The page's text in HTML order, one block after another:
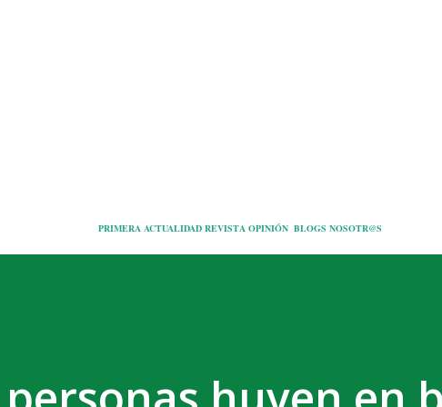
PRIMERA ACTUALIDAD REVISTA OPINIÓN BLOGS NOSOTR@S